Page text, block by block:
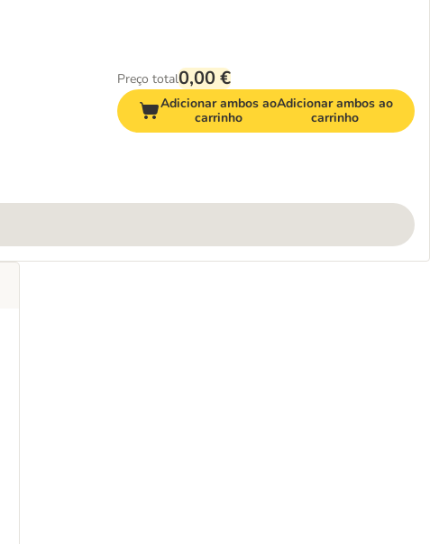
Preço total0,00 €
Adicionar ambos ao
carrinho
Adicionar ambos ao
carrinho